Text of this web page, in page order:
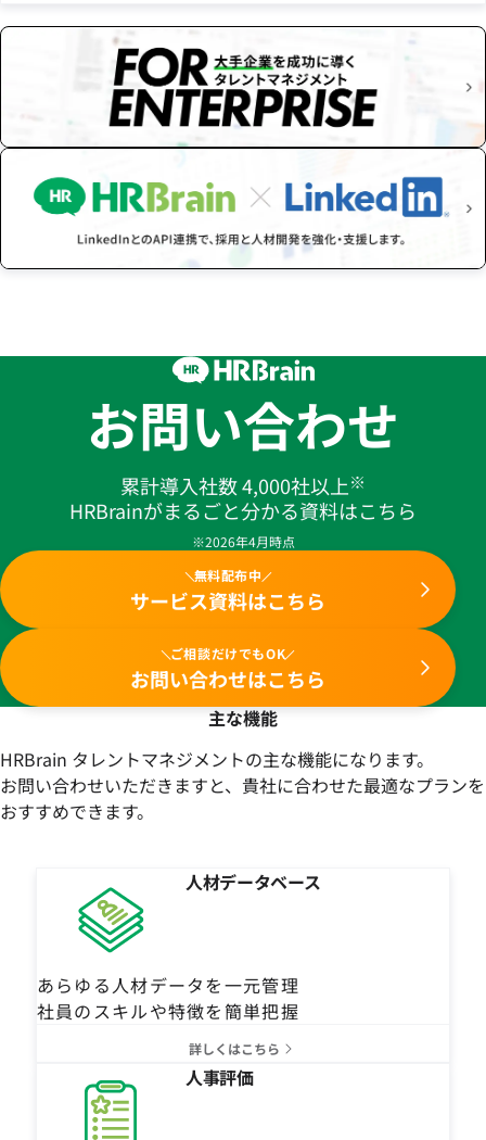
お問い合わせ
累計導入社数 4,000社以上※
HRBrainがまるごと分かる資料はこちら
※2026年4月時点
無料配布中
サービス資料はこちら
ご相談だけでもOK
お問い合わせはこちら
主な機能
HRBrain タレントマネジメントの主な機能になります。
お問い合わせいただきますと、貴社に合わせた最適なプランを
おすすめできます。
人材データベース
あらゆる人材データを一元管理
社員のスキルや特徴を簡単把握
詳しくはこちら
人事評価